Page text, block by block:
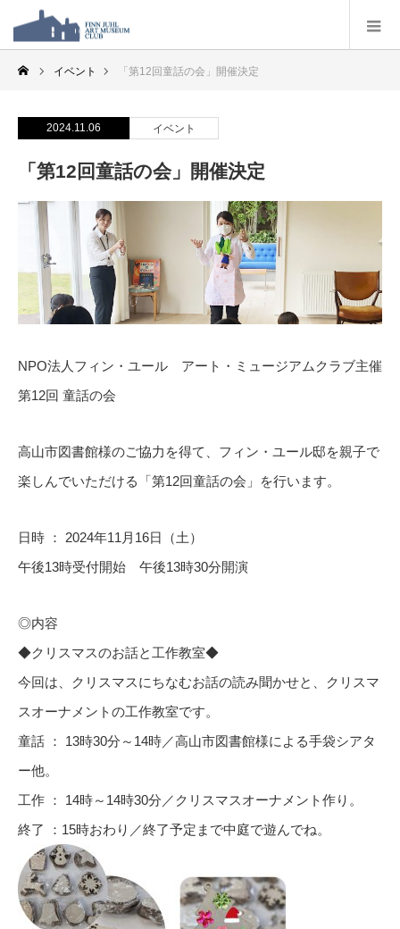
イベント 「第12回童話の会」開催決定
2024.11.06 イベント
「第12回童話の会」開催決定
NPO法人フィン・ユール アート・ミュージアムクラブ主催
第12回 童話の会
高山市図書館様のご協力を得て、フィン・ユール邸を親子で
楽しんでいただける「第12回童話の会」を行います。
日時 ： 2024年11 月 16日（土）
午後13時受付開始 午後13時30分開演
◎内容
◆クリスマスのお話と工作教室◆
今回は、クリスマスにちなむお話の読み聞かせと、クリスマ
スオーナメントの工作教室です。
童話 ：
13時30分～ 14時／高山市図書館様による手袋シアタ
ー他。
工作 ：
14時～ 14時30分／クリスマスオーナメント作り。
終了 ： 15時おわり／終了予定まで中庭で遊んでね。